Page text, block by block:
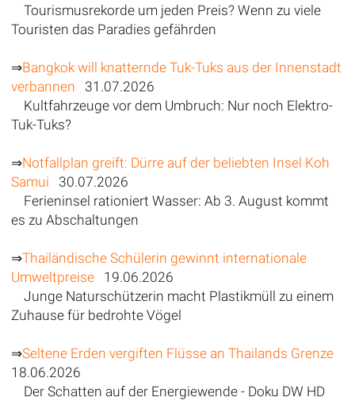
Tourismusrekorde um jeden Preis? Wenn zu viele
Touristen das Paradies gefährden
⇒Bangkok will knatternde Tuk-Tuks aus der Innenstadt
verbannen 31.07.2026
Kultfahrzeuge vor dem Umbruch: Nur noch Elektro-
Tuk-Tuks?
⇒Notfallplan greift: Dürre auf der beliebten Insel Koh
Samui 30.07.2026
Ferieninsel rationiert Wasser: Ab 3. August kommt
es zu Abschaltungen
⇒Thailändische Schülerin gewinnt internationale
Umweltpreise19.06.2026
Junge Naturschützerin macht Plastikmüll zu einem
Zuhause für bedrohte Vögel
⇒Seltene Erden vergiften Flüsse an Thailands Grenze
18.06.2026
Der Schatten auf der Energiewende - Doku DW HD